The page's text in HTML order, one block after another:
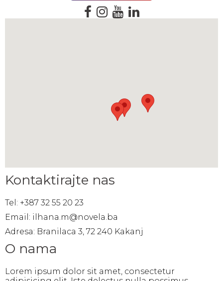
Kontaktirajte nas
Tel: +387 32 55 20 23
Email: ilhana.m@novela.ba
Adresa: Branilaca 3, 72 240 Kakanj
O nama
Lorem ipsum dolor sit amet, consectetur